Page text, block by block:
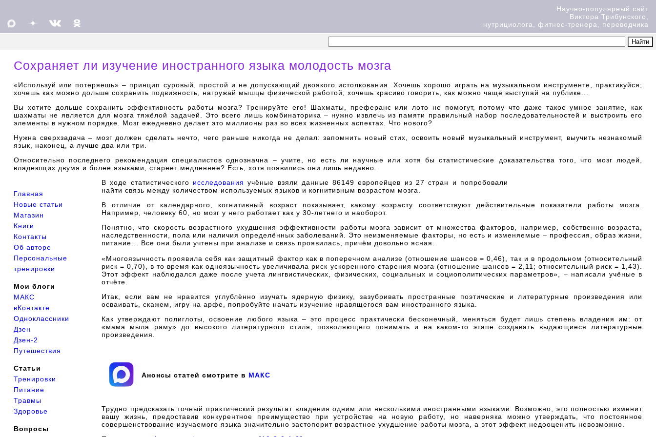
Научно-популярный сайт
Виктора Трибунского,
нутрициолога, фитнес-тренера, переводчика
Сохраняет ли изучение иностранного языка молодость мозга
«Используй или потеряешь» – принцип суровый, простой и не допускающий двоякого истолкования. Хочешь хорошо играть на музыкальном инструменте, практикуйся;
хочешь как можно дольше сохранить подвижность, нагружай мышцы физической работой; хочешь красиво говорить, как можно чаще выступай на публике...
Вы хотите дольше сохранить эффективность работы мозга? Тренируйте его! Шахматы, преферанс или лото не помогут, потому что даже такое умное занятие, как
шахматы не является для мозга тяжёлой задачей. Это всего лишь комбинаторика – нужно извлечь из памяти правильный набор последовательностей и выстроить его
элементы в нужном порядке. Мозг ежедневно делает это миллионы раз во всех жизненных аспектах. Что нового?
Нужна сверхзадача – мозг должен сделать нечто, чего раньше никогда не делал: запомнить новый стих, освоить новый музыкальный инструмент, выучить незнакомый
язык, наконец, а лучше два или три.
Относительно последнего рекомендация специалистов однозначна – учите, но есть ли научные или хотя бы статистические доказательства того, что мозг людей,
владеющих двумя и более языками, стареет медленнее? Есть, хотя появились они лишь недавно.
Главная
Новые статьи
Магазин
Книги
Контакты
Об авторе
Персональные
тренировки
Мои блоги
МАКС
вКонтакте
Одноклассники
Дзен
Дзен-2
Путешествия
Статьи
Тренировки
Питание
Травмы
Здоровье
Вопросы
В ходе статистического исследования учёные взяли данные 86149 европейцев из 27 стран и попробовали
найти связь между количеством используемых языков и когнитивным возрастом мозга.
В отличие от календарного, когнитивный возраст показывает, какому возрасту соответствуют действительные показатели работы мозга.
Например, человеку 60, но мозг у него работает как у 30-летнего и наоборот.
Понятно, что скорость возрастного ухудшения эффективности работы мозга зависит от множества факторов, например, собственно возраста,
наследственности, пола или наличия определённых заболеваний. Это неизменяемые факторы, но есть и изменяемые – профессия, образ жизни,
питание... Все они были учтены при анализе и связь проявилась, причём довольно ясная.
«Многоязычность проявила себя как защитный фактор как в поперечном анализе (отношение шансов = 0,46), так и в продольном (относительный
риск = 0,70), в то время как одноязычность увеличивала риск ускоренного старения мозга (отношение шансов = 2,11; относительный риск = 1,43).
Этот эффект наблюдался даже после учета лингвистических, физических, социальных и социополитических параметров», – написали учёные в
отчёте.
Итак, если вам не нравится углублённо изучать ядерную физику, зазубривать пространные поэтические и литературные произведения или
осваивать, скажем, игру на арфе, попробуйте начать изучение нравящегося вам иностранного языка.
Как утверждают полиглоты, освоение любого языка – это процесс практически бесконечный, меняться будет лишь степень владения им: от
«мама мыла раму» до высокого литературного стиля, позволяющего понимать и на каком-то этапе создавать выдающиеся литературные
произведения.
Анонсы статей смотрите в МАКС
Трудно предсказать точный практический результат владения одним или несколькими иностранными языками. Возможно, это полностью изменит
вашу жизнь, предоставив конкурентное преимущество при устройстве на новую работу, но наверняка можно утверждать, что постоянное
совершенствование изучаемого языка значительно застопорит возрастное ухудшение работы мозга, а этот эффект недооценить невозможно.